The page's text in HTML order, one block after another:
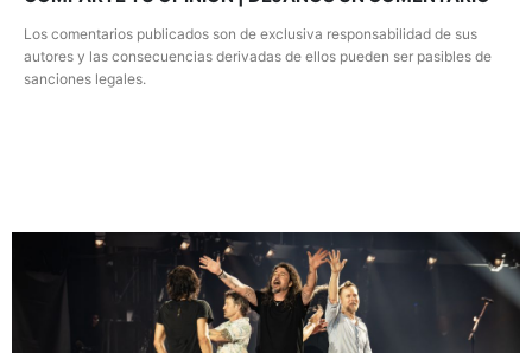
Los comentarios publicados son de exclusiva responsabilidad de sus
autores y las consecuencias derivadas de ellos pueden ser pasibles de
sanciones legales.